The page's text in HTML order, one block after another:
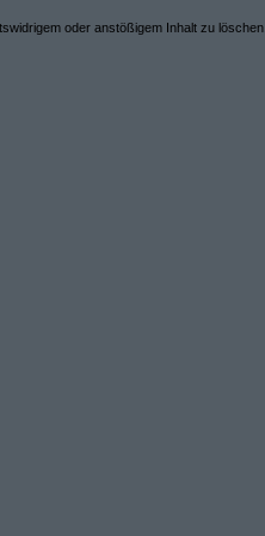
oder anstößigem Inhalt zu löschen.